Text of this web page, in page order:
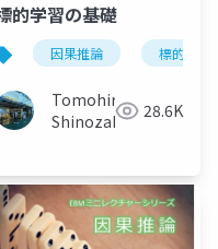
的学習の基礎
因果推論 標的学習
Tomohiro
Shinozaki
28.6K